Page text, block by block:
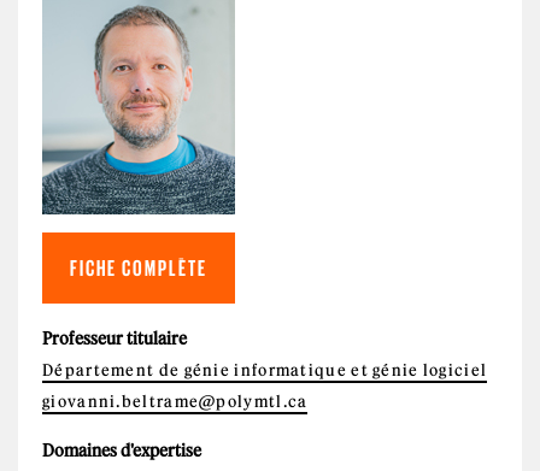
FICHE COMPLÈTE
Professeur titulaire
Département de génie informatique et génie logiciel
giovanni.beltrame@polymtl.ca
Domaines d'expertise